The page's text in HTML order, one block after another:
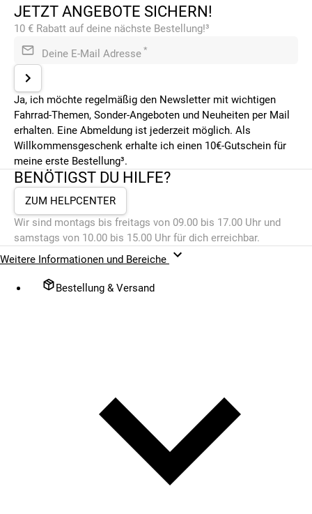
JETZT ANGEBOTE SICHERN!
10 € Rabatt auf deine nächste Bestellung!³
Deine E-Mail Adresse *
Ja, ich möchte regelmäßig den Newsletter mit wichtigen
Fahrrad-Themen, Sonder-Angeboten und Neuheiten per Mail
erhalten. Eine Abmeldung ist jederzeit möglich. Als
Willkommensgeschenk erhalte ich einen 10€-Gutschein für
meine erste Bestellung³.
BENÖTIGST DU HILFE?
ZUM HELPCENTER
Wir sind montags bis freitags von 09.00 bis 17.00 Uhr und
samstags von 10.00 bis 15.00 Uhr für dich erreichbar.
Weitere Informationen und Bereiche
Bestellung & Versand